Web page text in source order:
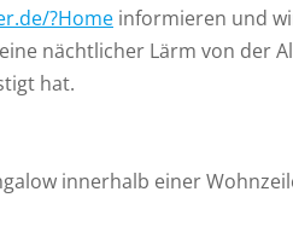
?Home informieren und
nächtlicher Lärm von der
hat.
innerhalb einer